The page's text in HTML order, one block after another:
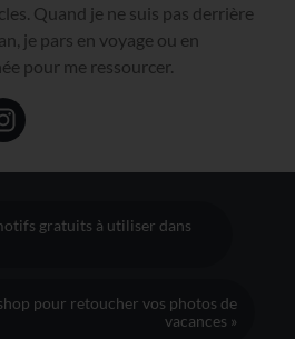
Quand je ne suis pas derrière
je pars en voyage ou en
pour me ressourcer.
gratuits à utiliser dans
pour retoucher vos photos de
vacances »